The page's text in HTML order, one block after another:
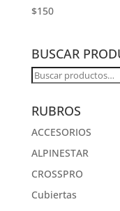
$150
BUSCAR
Buscar
RUBROS
ACCESORIOS
ALPINESTAR
CROSSPRO
Cubiertas